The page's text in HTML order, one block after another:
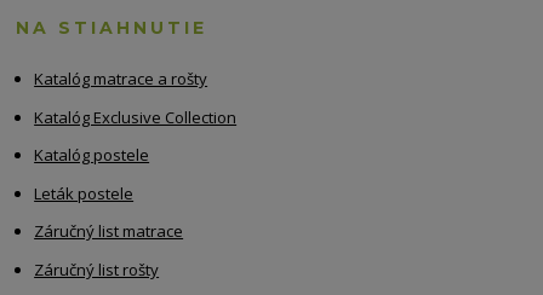
NA STIAHNUTIE
Katalóg matrace a rošty
Katalóg Exclusive Collection
Katalóg postele
Leták postele
Záručný list matrace
Záručný list rošty